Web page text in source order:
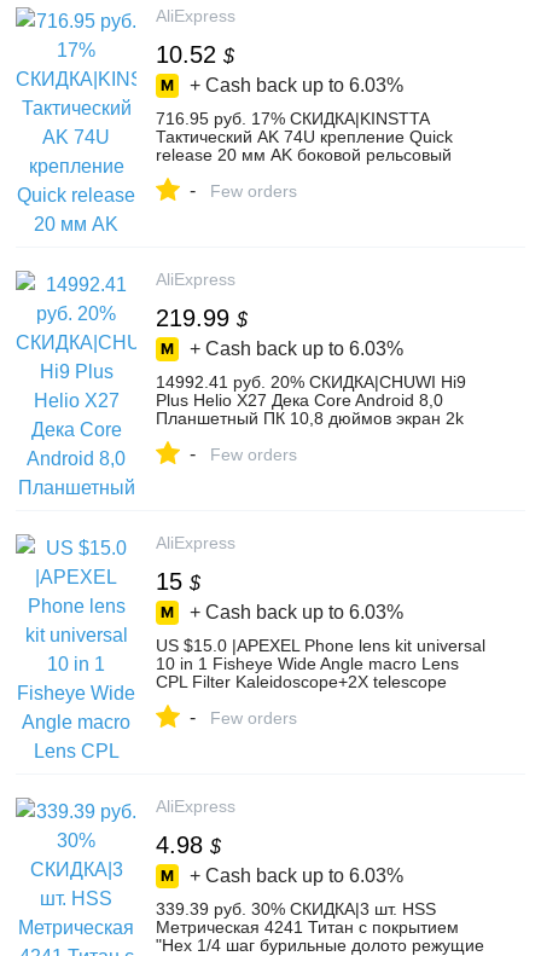
AliExpress
10.52 $
+ Cash back up to 6.03%
716.95 руб. 17% СКИДКА|KINSTTA
Тактический AK 74U крепление Quick
release 20 мм AK боковой рельсовый
Битва купить на AliExpress
- Few orders
AliExpress
219.99 $
+ Cash back up to 6.03%
14992.41 руб. 20% СКИДКА|CHUWI Hi9
Plus Helio X27 Дека Core Android 8,0
Планшетный ПК 10,8 дюймов экран 2k
телефонные вызовы планшеты купить на
- Few orders
AliExpress
15 $
+ Cash back up to 6.03%
US $15.0 |APEXEL Phone lens kit universal
10 in 1 Fisheye Wide Angle macro Lens
CPL Filter Kaleidoscope+2X telescope
Lenses from Cellphones &
- Few orders
AliExpress
4.98 $
+ Cash back up to 6.03%
339.39 руб. 30% СКИДКА|3 шт. HSS
Метрическая 4241 Титан с покрытием
"Hex 1/4 шаг бурильные долото режущие